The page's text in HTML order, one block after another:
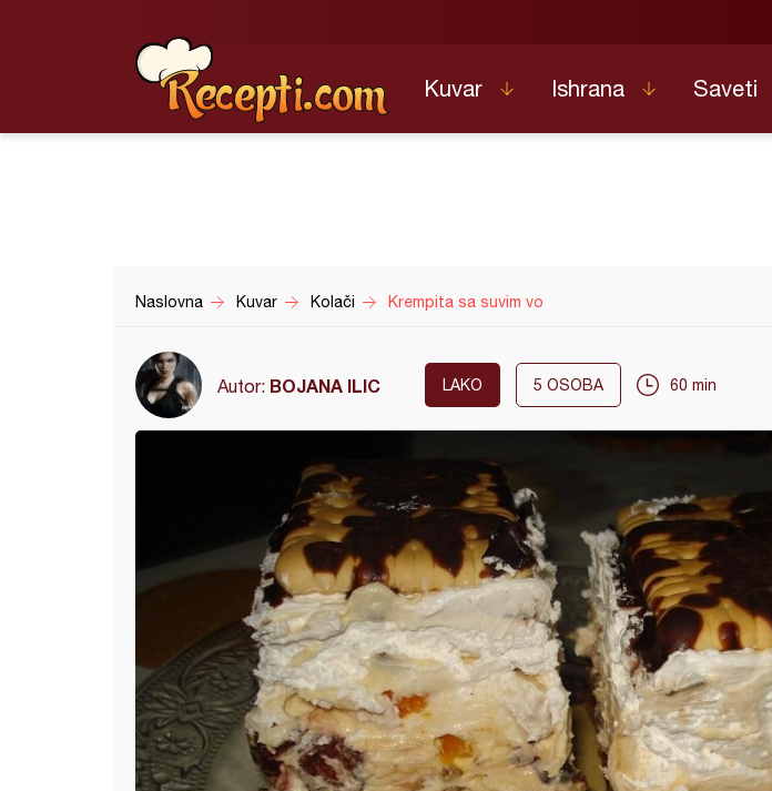
Kuvar Ishrana Saveti
Naslovna Kuvar Kolači Krempita sa suvim vo
Autor: BOJANA ILIC LAKO 5 OSOBA 60 min